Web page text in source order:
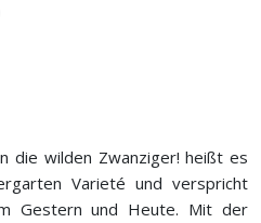
die wilden Zwanziger! heißt es
Varieté und verspricht
Gestern und Heute. Mit der